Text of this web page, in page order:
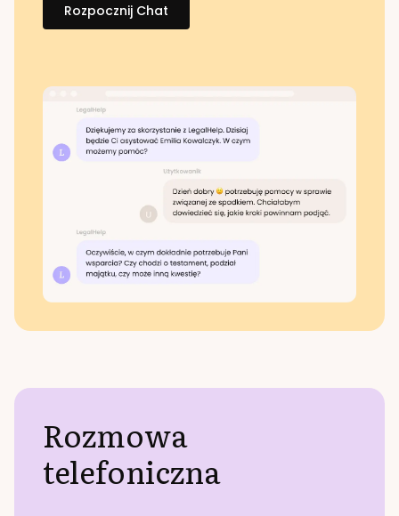
Rozpocznij Chat
Rozmowa
telefoniczna